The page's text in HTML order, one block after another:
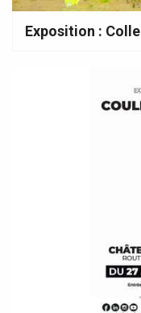
Exposition :